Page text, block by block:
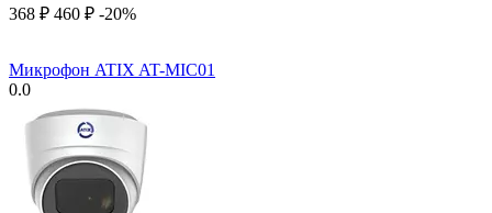
‍368‍ ₽ ‍460‍ ₽ -20%
Микрофон ATIX AT-MIC01
0.0